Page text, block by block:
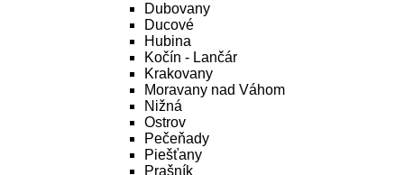
Dubovany
Ducové
Hubina
Kočín - Lančár
Krakovany
Moravany nad Váhom
Nižná
Ostrov
Pečeňady
Piešťany
Prašník